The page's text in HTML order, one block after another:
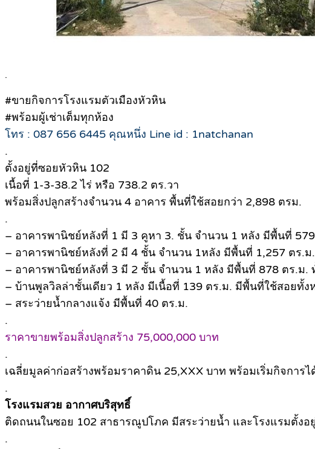
.
#ขายกิจการโรงแรมตัวเมืองหัวหิน
#พร้อมผู้เช่าเต็มทุกห้อง
โทร : 087 656 6445 คุณหนึ่ง Line id : 1natchanan
.
ตั้งอยู่ที่ซอยหัวหิน 102
เนื้อที่ 1-3-38.2 ไร่ หรือ 738.2 ตร.วา
พร้อมสิ่งปลูกสร้างจำนวน 4 อาคาร พื้นที่ใช้สอยกว่า 2,898 ตรม.
.
– อาคารพานิชย์หลังที่ 1 มี 3 คูหา 3. ชั้น จำนวน 1 หลัง มีพื้นที่
– อาคารพานิชย์หลังที่ 2 มี 4 ชั้น จำนวน 1หลัง มีพื้นที่ 1,257 ตร.
– อาคารพานิชย์หลังที่ 3 มี 2 ชั้น จำนวน 1 หลัง มีพื้นที่ 878 ตร.ม.
– บ้านพูลวิลล่าชั้นเดียว 1 หลัง มีเนื้อที่ 139 ตร.ม. มีพื้นที่ใช้สอยทั้ง
– สระว่ายน้ำกลางแจ้ง มีพื้นที่ 40 ตร.ม.
.
ราคาขายพร้อมสิ่งปลูกสร้าง 75,000,000 บาท
.
เฉลี่ยมูลค่าก่อสร้างพร้อมราคาดิน 25,XXX บาท พร้อมเริ่มกิจการ
.
โรงแรมสวย อากาศบริสุทธิ์
ติดถนนในซอย 102 สาธารณูปโภค มีสระว่ายน้ำ และโรงแรมตั้ง
.